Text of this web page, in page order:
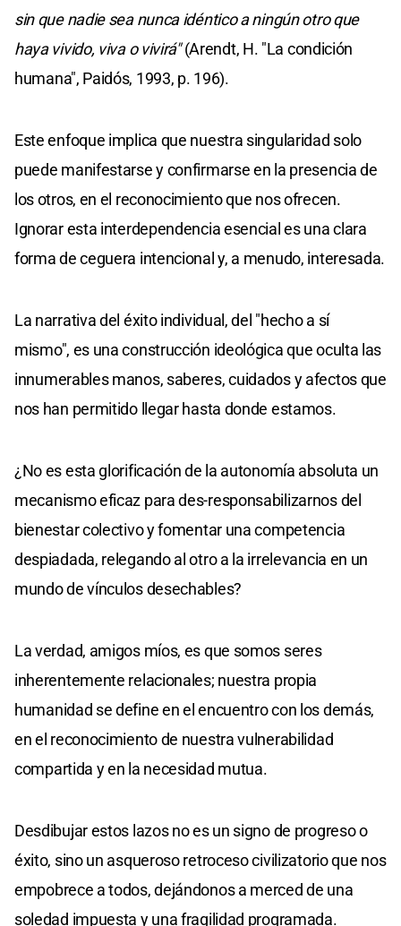
sin que nadie sea nunca idéntico a ningún otro que
haya vivido, viva o vivirá"(Arendt, H. "La condición
humana", Paidós, 1993, p. 196).
Este enfoque implica que nuestra singularidad solo
puede manifestarse y confirmarse en la presencia de
los otros, en el reconocimiento que nos ofrecen.
Ignorar esta interdependencia esencial es una clara
forma de ceguera intencional y, a menudo, interesada.
La narrativa del éxito individual, del "hecho a sí
mismo", es una construcción ideológica que oculta las
innumerables manos, saberes, cuidados y afectos que
nos han permitido llegar hasta donde estamos.
¿No es esta glorificación de la autonomía absoluta un
mecanismo eficaz para des-responsabilizarnos del
bienestar colectivo y fomentar una competencia
despiadada, relegando al otro a la irrelevancia en un
mundo de vínculos desechables?
La verdad, amigos míos, es que somos seres
inherentemente relacionales; nuestra propia
humanidad se define en el encuentro con los demás,
en el reconocimiento de nuestra vulnerabilidad
compartida y en la necesidad mutua.
Desdibujar estos lazos no es un signo de progreso o
éxito, sino un asqueroso retroceso civilizatorio que nos
empobrece a todos, dejándonos a merced de una
soledad impuesta y una fragilidad programada.